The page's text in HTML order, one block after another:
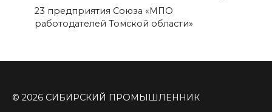
23 предприятия Союза «МПО
работодателей Томской области»
© 2026 СИБИРСКИЙ ПРОМЫШЛЕННИК